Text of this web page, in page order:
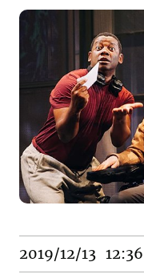
2019/12/13 12:36